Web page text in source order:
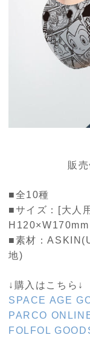
販
■全10種
■サイズ：[大人
H120×W170mm
■素材：
地)
↓購入はこちら↓
SPACE AGE
PARCO
FOLFOL